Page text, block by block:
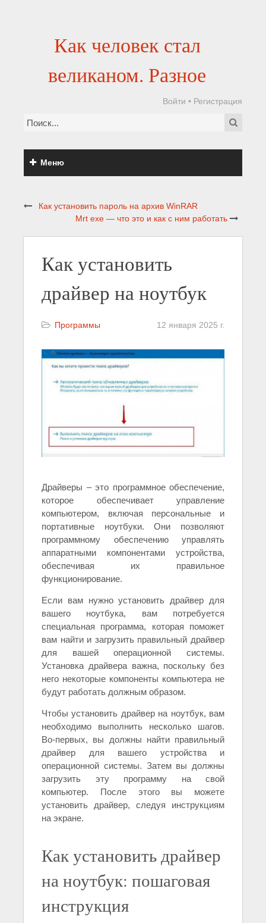
Как человек стал
великаном. Разное
Войти • Регистрация
Меню
Как установить пароль на архив WinRAR
Mrt exe — что это и как с ним работать
Как установить
драйвер на ноутбук
Программы 12 января 2025 г.
Драйверы – это программное обеспечение,
которое обеспечивает управление
компьютером, включая персональные и
портативные ноутбуки. Они позволяют
программному обеспечению управлять
аппаратными компонентами устройства,
обеспечивая их правильное
функционирование.
Если вам нужно установить драйвер для
вашего ноутбука, вам потребуется
специальная программа, которая поможет
вам найти и загрузить правильный драйвер
для вашей операционной системы.
Установка драйвера важна, поскольку без
него некоторые компоненты компьютера не
будут работать должным образом.
Чтобы установить драйвер на ноутбук, вам
необходимо выполнить несколько шагов.
Во-первых, вы должны найти правильный
драйвер для вашего устройства и
операционной системы. Затем вы должны
загрузить эту программу на свой
компьютер. После этого вы можете
установить драйвер, следуя инструкциям
на экране.
Как установить драйвер
на ноутбук: пошаговая
инструкция